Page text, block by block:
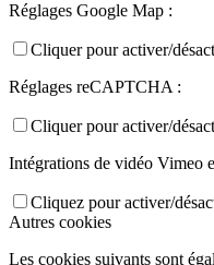
Réglages Google Map :
Cliquer pour activer/
Réglages reCAPTCHA :
Cliquer pour activer/
Intégrations de vidéo Vimeo
Cliquez pour activer/
Autres cookies
Les cookies suivants sont